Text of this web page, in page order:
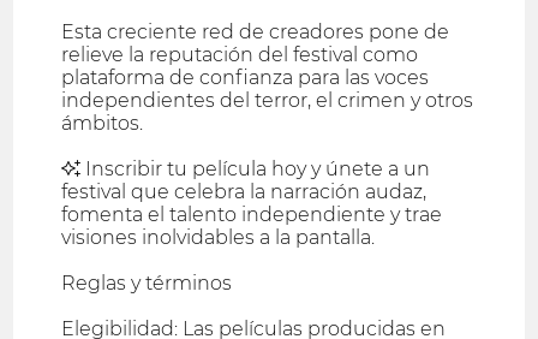
Esta creciente red de creadores pone de
relieve la reputación del festival como
plataforma de confianza para las voces
independientes del terror, el crimen y otros
ámbitos.
✨ Inscribir tu película hoy y únete a un
festival que celebra la narración audaz,
fomenta el talento independiente y trae
visiones inolvidables a la pantalla.
Reglas y términos
Elegibilidad: Las películas producidas en